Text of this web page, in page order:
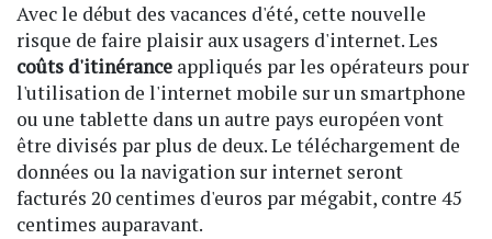
Avec le début des vacances d'été, cette nouvelle
risque de faire plaisir aux usagers d'internet. Les
coûts d'itinérance appliqués par les opérateurs pour
l'utilisation de l'internet mobile sur un smartphone
ou une tablette dans un autre pays européen vont
être divisés par plus de deux. Le téléchargement de
données ou la navigation sur internet seront
facturés 20 centimes d'euros par mégabit, contre 45
centimes auparavant.